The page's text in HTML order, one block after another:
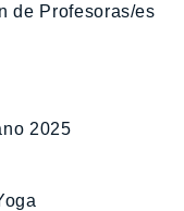
de Profesoras/es
2025